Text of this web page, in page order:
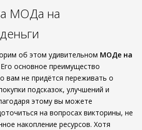
МОДа на
об этом удивительном МОДе на
Его основное преимущество
вам не придётся переживать о
подсказок, улучшений и
этому вы можете
на вопросах викторины, не
накопление ресурсов. Хотя